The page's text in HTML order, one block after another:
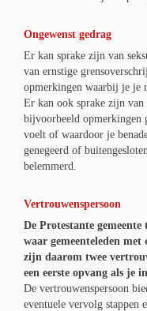
Ongewenst gedrag
Er kan sprake zijn van
van ernstige
opmerkingen waarbij je je
Er kan ook sprake zijn van
bijvoorbeeld opmerkingen
voelt of waardoor je
genegeerd of
belemmerd.
Vertrouwenspersoon
De Protestante
waar gemeenteleden
zijn daarom twee
een eerste opvang als je
De vertrouwenspersoon
eventuele vervolg stappen